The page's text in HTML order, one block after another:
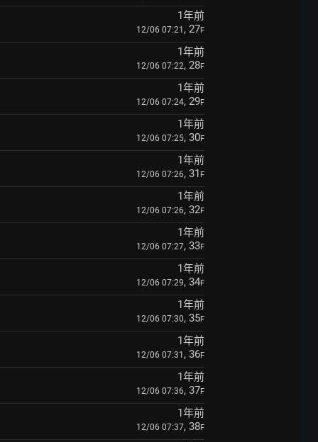
1年前
12/06 07:21 , 27F
1年前
12/06 07:22, 28F
1年前
12/06 07:24, 29F
1年前
12/06 07:25, 30F
1年前
12/06 07:26, 31 F
1年前
12/06 07:26, 32F
1年前
12/06 07:27, 33F
1年前
12/06 07:29, 34F
1年前
12/06 07:30, 35F
1年前
12/06 07:31 , 36F
1年前
12/06 07:36, 37F
1年前
12/06 07:37, 38F